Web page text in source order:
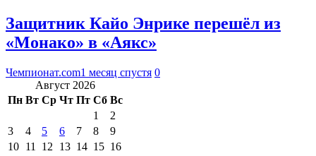
Защитник Кайо Энрике перешёл из
«Монако» в «Аякс»
Чемпионат.com1 месяц спустя 0
Август 2026
Пн Вт Ср Чт Пт Сб Вс
1
2
3
4 5 6 7 8
9
10 11 12 13 14 15 16